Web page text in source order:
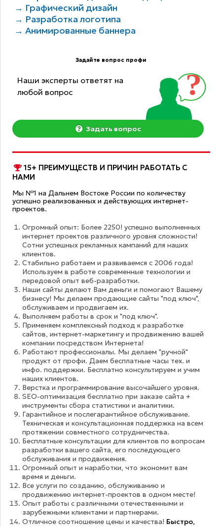
→ Графический дизайн
→ Разработка логотипа
→ Анимированные баннера
Задайте вопрос профи
Наши эксперты ответят на
любой вопрос
Задать вопрос
15+ ПРЕИМУЩЕСТВ И ПРИЧИН РАБОТАТЬ С
НАМИ
Мы №1 на Дальнем Востоке России по количеству
успешно реализованных и действующих интернет-
проектов.
Огромный опыт: Более 2250! успешно выполненных
интернет проектов различного уровня сложности!
Сотни успешных рекламных кампаний для наших
клиентов.
Стабильно работаем и развиваемся с 2006 года!
Используем в работе современные технологии и
передовой опыт веб-разработки.
Наши сайты делают Вам деньги и помогают Вашему
бизнесу! Мы делаем продающие сайты "под ключ",
обслуживаем и продвигаем их.
Выполняем работы в срок и "под ключ".
Применяем комплексный подход к разработке
сайтов, интернет-маркетингу и продвижению вашей
компании посредством Интернета!
Работают профессионалы. Мы делаем "ручной"
продукт от профи. Даем бесплатные часы тех. и
инфо. поддержки. Бесплатно консультируем и учим
наших клиентов.
Верстка и программирование высочайшего уровня.
SEO-оптимизация бесплатно при заказе сайта +
инструменты сбора статистики и аналитики.
Гарантийное и послегарантийное обслуживание.
Техническая и консультационная поддержка на всем
протяжении совместного сотрудничества.
Бесплатные консультации для клиентов по вопросам
разработки вашего сайта, его последующего
обслуживания и продвижения.
Огромный опыт и наработки, что экономит вам
время и деньги.
Все услуги по созданию, обслуживанию и
продвижению интернет-проектов в одном месте!
Опыт работы с различными отечественными и
зарубежными клиентами и партнерами.
Отличное соотношение цены и качества! Быстро,